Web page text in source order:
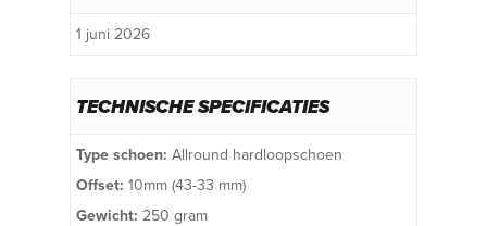
1 juni 2026
TECHNISCHE SPECIFICATIES
Type schoen: Allround hardloopschoen
Offset: 10mm (43-33 mm)
Gewicht: 250 gram